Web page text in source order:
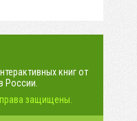
книг от
России.
защищены.